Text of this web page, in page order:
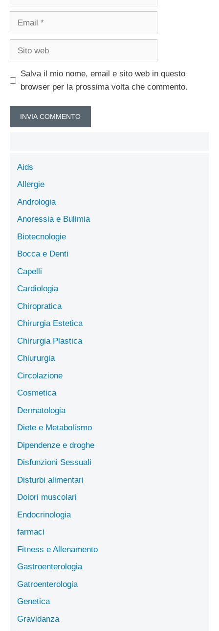
Email
Sito
Salva il mio nome, email e sito web in questo
browser per la prossima volta che commento.
Aids
Allergie
Andrologia
Anoressia e Bulimia
Biotecnologie
Bocca e Denti
Capelli
Cardiologia
Chiropratica
Chirurgia Estetica
Chirurgia Plastica
Chiururgia
Circolazione
Cosmetica
Dermatologia
Diete e Metabolismo
Dipendenze e droghe
Disfunzioni Sessuali
Disturbi alimentari
Dolori muscolari
Endocrinologia
farmaci
Fitness e Allenamento
Gastroenterologia
Gatroenterologia
Genetica
Gravidanza